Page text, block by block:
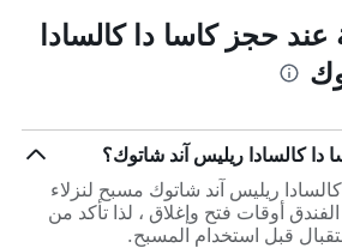
عند حجز كاسا دا كالسادا
كالسادا ريليس آند شاتوك؟
ريليس آند شاتوك مسبح لنزلاء
أوقات فتح وإغلاق ، لذا تأكد من
قبل استخدام المسبح.